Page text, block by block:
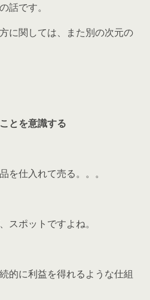
話です。
に関しては、また別の次元の
とを意識する
を仕入れて売る。。。
スポットですよね。
的に利益を得れるような仕組